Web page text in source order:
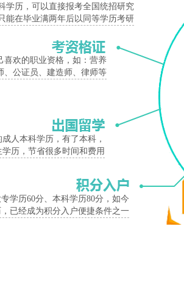
学历，可以直接报考全国统招研究
能在毕业满两年后以同等学历考研
喜欢的职业资格，如：营养
、公证员、建造师、律师等
人本科学历，有了本科，
历，节省很多时间和费用
专学历60分、本科学历80分，如今
已经成为积分入户便捷条件之一